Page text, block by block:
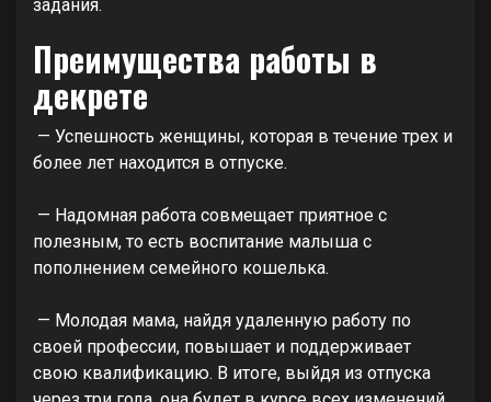
задания.
Преимущества работы в
декрете
— Успешность женщины, которая в течение трех и
более лет находится в отпуске.
— Надомная работа совмещает приятное с
полезным, то есть воспитание малыша с
пополнением семейного кошелька.
— Молодая мама, найдя удаленную работу по
своей профессии, повышает и поддерживает
свою квалификацию. В итоге, выйдя из отпуска